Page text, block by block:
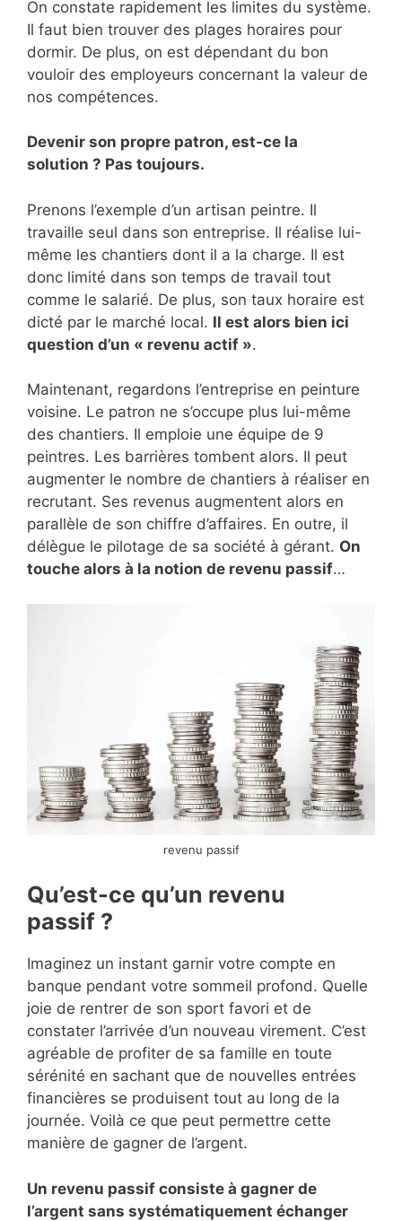
On constate rapidement les limites du système.
Il faut bien trouver des plages horaires pour
dormir. De plus, on est dépendant du bon
vouloir des employeurs concernant la valeur de
nos compétences.
Devenir son propre patron, est-ce la
solution ? Pas toujours.
Prenons l’exemple d’un artisan peintre. Il
travaille seul dans son entreprise. Il réalise lui-
même les chantiers dont il a la charge. Il est
donc limité dans son temps de travail tout
comme le salarié. De plus, son taux horaire est
dicté par le marché local. Il est alors bien ici
question d’un « revenu actif ».
Maintenant, regardons l’entreprise en peinture
voisine. Le patron ne s’occupe plus lui-même
des chantiers. Il emploie une équipe de 9
peintres. Les barrières tombent alors. Il peut
augmenter le nombre de chantiers à réaliser en
recrutant. Ses revenus augmentent alors en
parallèle de son chiffre d’affaires. En outre, il
délègue le pilotage de sa société à gérant. On
touche alors à la notion de revenu passif…
revenu passif
Qu’est-ce qu’un revenu
passif ?
Imaginez un instant garnir votre compte en
banque pendant votre sommeil profond. Quelle
joie de rentrer de son sport favori et de
constater l’arrivée d’un nouveau virement. C’est
agréable de profiter de sa famille en toute
sérénité en sachant que de nouvelles entrées
financières se produisent tout au long de la
journée. Voilà ce que peut permettre cette
manière de gagner de l’argent.
Un revenu passif consiste à gagner de
l’argent sans systématiquement échanger